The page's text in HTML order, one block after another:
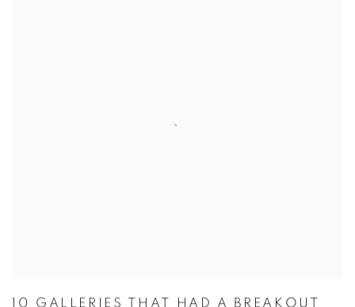
10 GALLERIES THAT HAD A BREAKOUT